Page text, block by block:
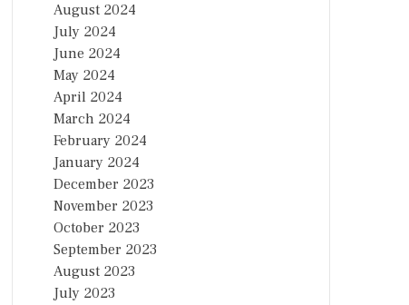
August 2024
July 2024
June 2024
May 2024
April 2024
March 2024
February 2024
January 2024
December 2023
November 2023
October 2023
September 2023
August 2023
July 2023